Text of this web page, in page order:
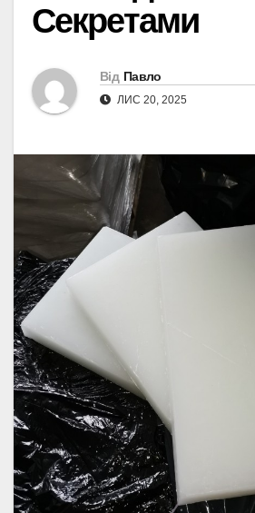
Секретами
Від Павло
ЛИС 20, 2025